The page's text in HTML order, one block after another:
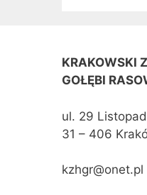
KRAKOWSKI
GOŁĘBI
ul. 29
31 – 406
kzhgr@onet.pl